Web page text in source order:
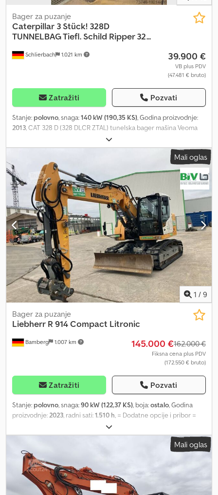
Schlierbach 1.021 km
Bager za puzanje
Caterpillar 3 Stück! 328D
TUNNELBAG Tiefl. Schild Ripper 32...
39.900 €
VB plus PDV
(47.481 € bruto)
Zatražiti Pozvati
Stanje: polovno, snaga:140 kW (190,35 KS), Godina proizvodnje:
2013, CAT 328 D (328 DLCR ZTAL) tunelska bager mašina Veoma
mnogo dodatnih delova dostupno po doplati, npr. kompletna
gornja konstrukcija itd.! • Snaga: 140 kW (190 KS) •
Zglobna/podesiva grana za radove u tunelu • Brzomenjač •
Podupirač sa štitom • Klima uređaj Csdpfx Aewmpcuomyeha •
Verzija sa kratkim repom • 11.600 radnih sati • Širina gusenica: 600
mm • Uključeno: 1 x dubinska kašika 1,3 m³ i 1 x ripper • Dubina
kopanja bagerom: cca 7 m • Neto masa: 43.500 kg - nemačka
mašina! - ispravno stanje! - Svi servisi obavljeni kod Zeppelin /
Caterpillar Greške i međuprodaja zadržane! = Dodatne
informacije = Godina proizvodnje: 2013 Oštećenja: nema
Mali oglas
1 / 9
Bamberg 1.007 km
Bager za puzanje
Liebherr R 914 Compact Litronic
145.000 €162.000 €
Fiksna cena plus PDV
(172.550 € bruto)
Zatražiti Pozvati
Stanje: polovno, snaga:90 kW (122,37 KS), boja:ostalo, Godina
proizvodnje:2023, radni sati:1.510 h, = Dodatne opcije i pribor =
Codjxn Sqnjpfx Amyjha - Automatski sistem podmazivanja ->
Automatski sistem podmazivanja - Bageraška kašika - Gumene
gusene - Upravljanje džoistikom - Rotirajuća signalna svetlosna
lampa - Brzi sistem za promenu priključaka - Standardna
bageraška kašika = Napomene = R 914 Compact G6.1-D; Power
Pack EU, stepen V; Donji deo šasije S, širina tračnica 2000 mm;
Stabilizatorska lopata 2500 mm, upravljanje mini-džoistikom;
Mali oglas